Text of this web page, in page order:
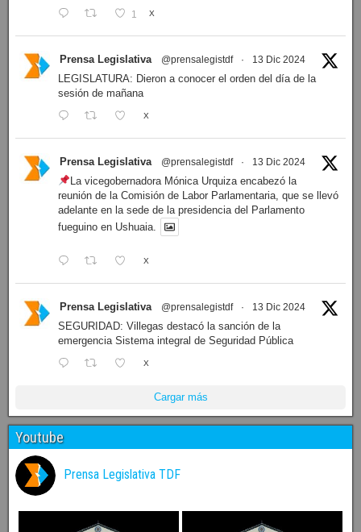
1 X
Prensa Legislativa @prensalegistdf · 13 Dic 2024
LEGISLATURA: Dieron a conocer el orden del día de la
sesión de mañana
X
Prensa Legislativa @prensalegistdf · 13 Dic 2024
La vicegobernadora Mónica Urquiza encabezó la
reunión de la Comisión de Labor Parlamentaria, que se llevó
adelante en la sede de la presidencia del Parlamento
fueguino en Ushuaia.
X
Prensa Legislativa @prensalegistdf · 13 Dic 2024
SEGURIDAD: Villegas destacó la sanción de la
emergencia Sistema integral de Seguridad Pública
X
Cargar más
Youtube
Prensa Legislativa TDF